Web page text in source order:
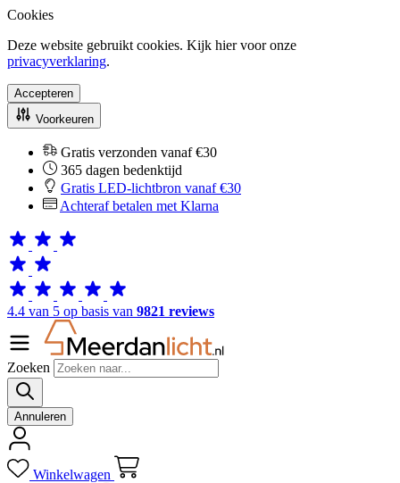
Cookies
Deze website gebruikt cookies. Kijk hier voor onze
privacyverklaring.
Accepteren
Voorkeuren
Gratis verzonden vanaf €30
365 dagen bedenktijd
Gratis LED-lichtbron vanaf €30
Achteraf betalen met Klarna
4.4 van 5 op basis van 9821 reviews
Zoeken
Annuleren
Winkelwagen